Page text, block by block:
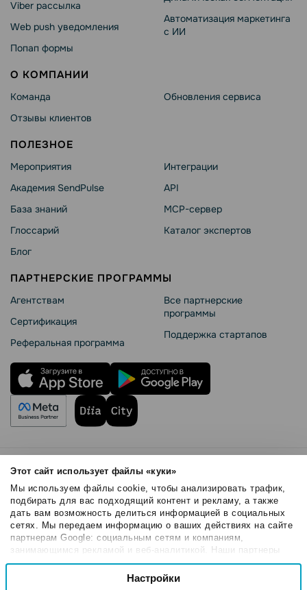
Этот сайт использует файлы «куки»
Мы используем файлы cookie, чтобы анализировать трафик,
подбирать для вас подходящий контент и рекламу, а также
дать вам возможность делиться информацией в социальных
сетях. Мы передаем информацию о ваших действиях на сайте
партнерам Google: социальным сетям и компаниям,
занимающимся рекламой и веб-аналитикой. Наши партнеры
могут комбинировать эти сведения с предоставленной вами
информацией, а также данными, которые они получили при
использовании вами их сервисов.
Выбор
Настройки
Viber рассылка
Web push уведомления
Попап формы
Автоматизация маркетинга
с ИИ
О КОМПАНИИ
Команда
Отзывы клиентов
Обновления сервиса
ПОЛЕЗНОЕ
Мероприятия
Академия SendPulse
База знаний
Глоссарий
Блог
Интеграции
API
MCP-сервер
Каталог экспертов
ПАРТНЕРСКИЕ ПРОГРАММЫ
Агентствам
Сертификация
Реферальная программа
Все партнерские
программы
Поддержка стартапов
Правила использования
Безопасность SendPulse
Политика конфиденциальности
Политика Cookies
© 2015 - 2026. ООО «СендПульс». Все права защищены.